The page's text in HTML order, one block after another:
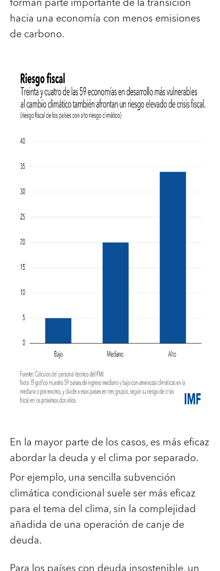
hacia una economía con menos emisiones
de carbono.
En la mayor parte de los casos, es más eficaz
abordar la deuda y el clima por separado.
Por ejemplo, una sencilla subvención
climática condicional suele ser más eficaz
para el tema del clima, sin la complejidad
añadida de una operación de canje de
deuda.